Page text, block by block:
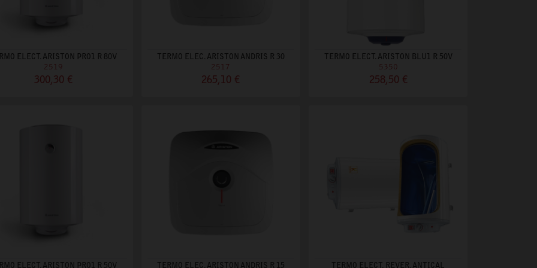
ELECT. ARISTON PRO1 R 80V
2519
300,30 €
TERMO ELEC. ARISTON ANDRIS R 30
2517
265,10 €
TERMO ELECT. ARISTON BLU1 R 50V
5350
258,50 €
ELECT. ARISTON PRO1 R 50V TERMO ELEC. ARISTON ANDRIS R 15 TERMO ELECT. REVER. ANTICAL